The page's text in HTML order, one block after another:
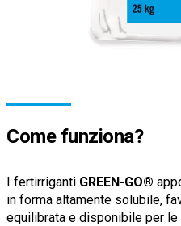
Come funziona?
I fertirriganti GREEN-GO®
in forma altamente solubile,
equilibrata e disponibile per